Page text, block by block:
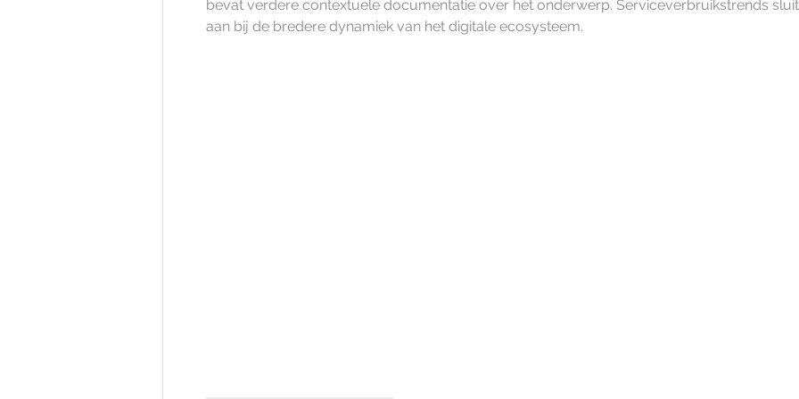
bevat verdere contextuele documentatie over het onderwerp. Serviceverbruikstrends
aan bij de bredere dynamiek van het digitale ecosysteem.